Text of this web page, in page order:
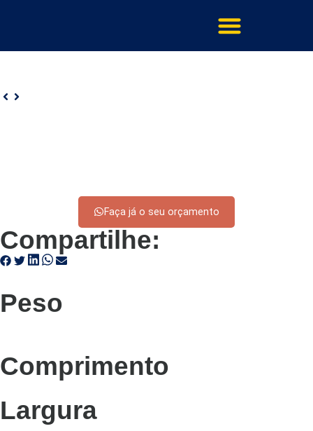
Faça já o seu orçamento
Compartilhe:
Peso
Comprimento
Largura